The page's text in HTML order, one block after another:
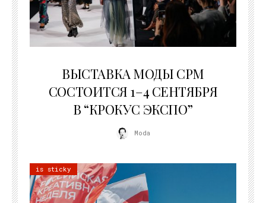
ВЫСТАВКА МОДЫ CPM
СОСТОИТСЯ 1–4 СЕНТЯБРЯ
В “КРОКУС ЭКСПО”
Moda
is sticky